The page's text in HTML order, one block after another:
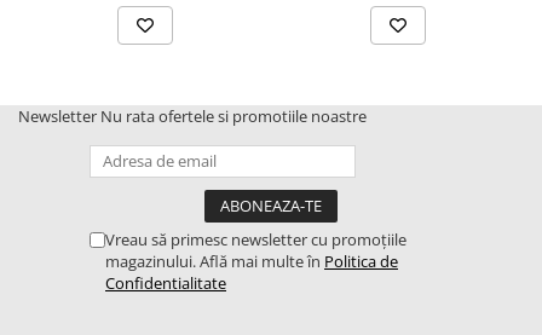
Newsletter Nu rata ofertele si promotiile noastre
Vreau să primesc newsletter cu promoțiile
magazinului. Află mai multe în Politica de
Confidentialitate